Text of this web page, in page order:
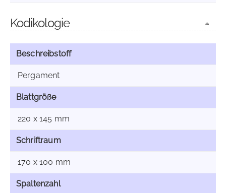
Kodikologie
Beschreibstoff
Pergament
Blattgröße
220 x 145 mm
Schriftraum
170 x 100 mm
Spaltenzahl